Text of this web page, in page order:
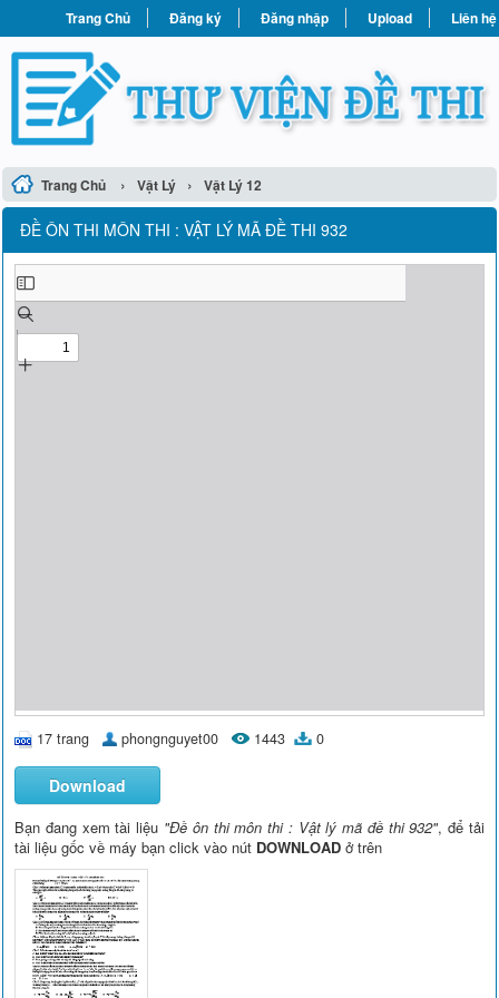
Trang Chủ Đăng ký Đăng nhập Upload Liên hệ
Trang Chủ › Vật Lý › Vật Lý 12
ĐỀ ÔN THI MÔN THI : VẬT LÝ MÃ ĐỀ THI 932
17 trang phongnguyet00 1443 0
Download
Bạn đang xem tài liệu "Đề ôn thi môn thi : Vật lý mã đề thi 932", để tải
tài liệu gốc về máy bạn click vào nút DOWNLOAD ở trên